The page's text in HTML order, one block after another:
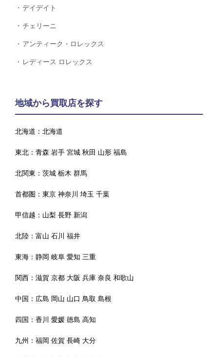
デイデイト
チェリーニ
アンティーク・ロレックス
レディース ロレックス
地域から買取店を探す
北海道：北海道
東北：青森 岩手 宮城 秋田 山形 福島
北関東：茨城 栃木 群馬
首都圏：東京 神奈川 埼玉 千葉
甲信越： 山梨 長野 新潟
北陸：富山 石川 福井
東海：静岡 岐阜 愛知 三重
関西：滋賀 京都 大阪 兵庫 奈良 和歌山
中国： 広島 岡山 山口 鳥取 島根
四国：香川 愛媛 徳島 高知
九州：福岡 佐賀 長崎 大分